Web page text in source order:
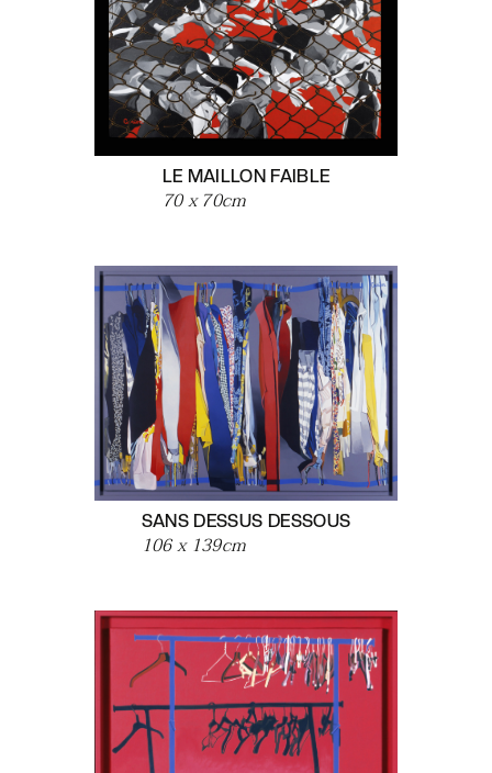
LE MAILLON FAIBLE
70 x 70cm
SANS DESSUS DESSOUS
106 x 139cm